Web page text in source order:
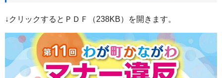
↓クリックするとＰＤＦ（238KB）を開きます。